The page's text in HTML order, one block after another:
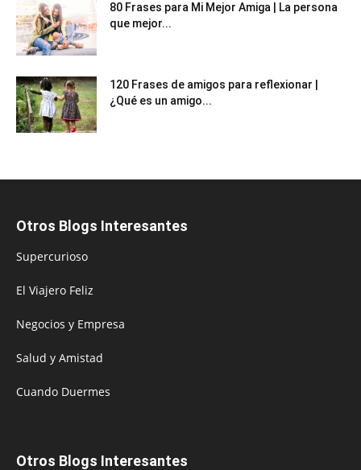
80 Frases para Mi Mejor Amiga | La persona
que mejor...
120 Frases de amigos para reflexionar |
¿Qué es un amigo...
Otros Blogs Interesantes
Supercurioso
El Viajero Feliz
Negocios y Empresa
Salud y Amistad
Cuando Duermes
Otros Blogs Interesantes